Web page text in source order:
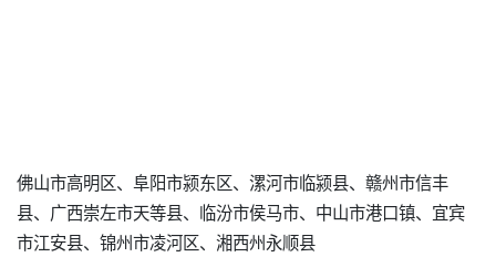
佛山市高明区、阜阳市颍东区、漯河市临颍县、赣州市信丰
县、广西崇左市天等县、临汾市侯马市、中山市港口镇、宜宾
市江安县、锦州市凌河区、湘西州永顺县